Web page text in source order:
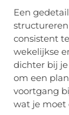
Een
consistent
wekelijkse
dichter bij
om een
voortgang
wat je moet